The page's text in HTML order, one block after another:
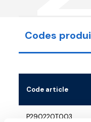
Codes
Code article
P290220T003